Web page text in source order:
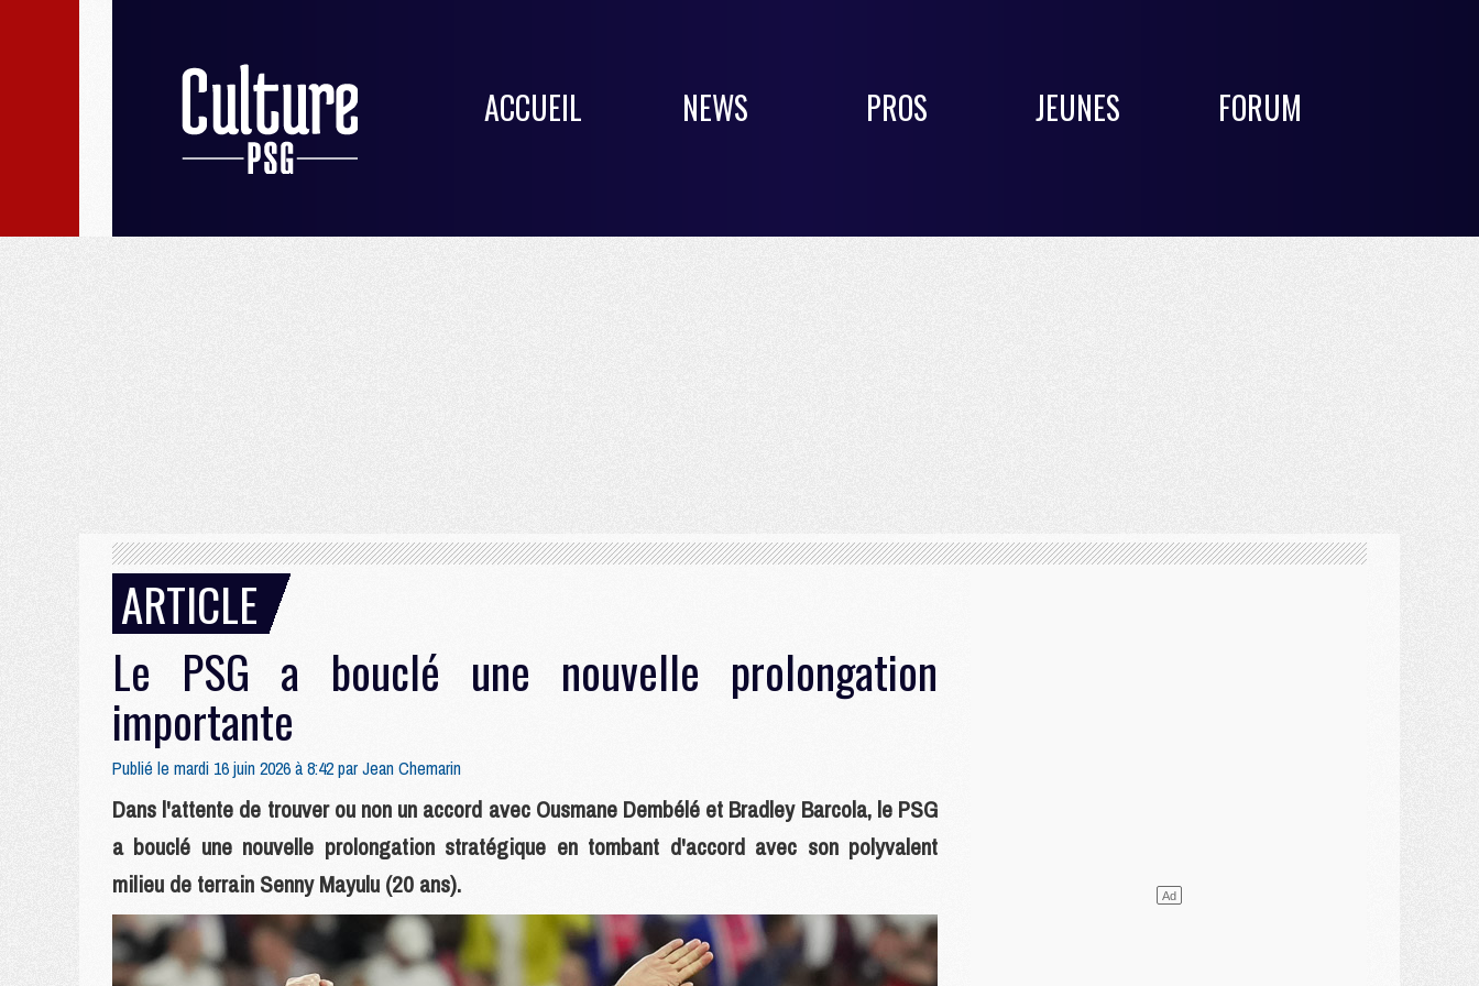
ACCUEIL NEWS PROS JEUNES FORUM
ARTICLE
Le PSG a bouclé une nouvelle prolongation
importante
Publié le mardi 16 juin 2026 à 8:42 parJean Chemarin
Dans l'attente de trouver ou non un accord avec Ousmane Dembélé et Bradley Barcola, le PSG
a bouclé une nouvelle prolongation stratégique en tombant d'accord avec son polyvalent
milieu de terrain Senny Mayulu (20 ans).